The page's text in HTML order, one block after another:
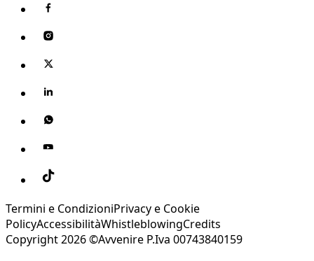
Termini e CondizioniPrivacy e Cookie
PolicyAccessibilitàWhistleblowingCredits
Copyright 2026 ©Avvenire P.Iva 00743840159